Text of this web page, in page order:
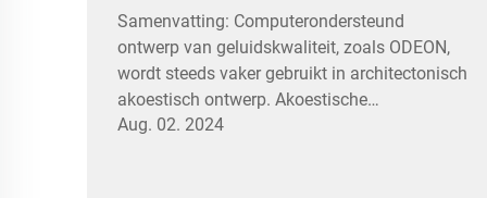
Samenvatting: Computerondersteund
ontwerp van geluidskwaliteit, zoals ODEON,
wordt steeds vaker gebruikt in architectonisch
akoestisch ontwerp. Akoestische
simulatiesoftware kan binnenakoestische
Aug. 02. 2024